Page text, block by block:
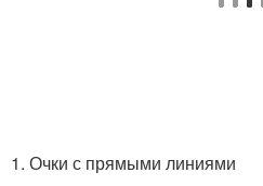
1. Очки с прямыми линиями